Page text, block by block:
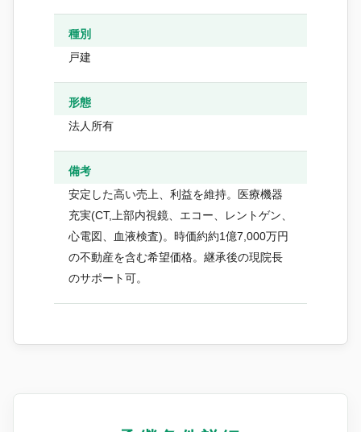
種別
戸建
形態
法人所有
備考
安定した高い売上、利益を維持。医療機器
充実(CT,上部内視鏡、エコー、レントゲン、
心電図、血液検査)。時価約約1億7,000万円
の不動産を含む希望価格。継承後の現院長
のサポート可。